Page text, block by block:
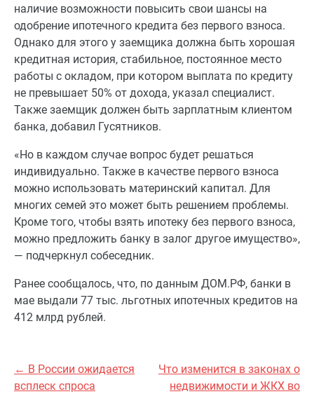
наличие возможности повысить свои шансы на
одобрение ипотечного кредита без первого взноса.
Однако для этого у заемщика должна быть хорошая
кредитная история, стабильное, постоянное место
работы с окладом, при котором выплата по кредиту
не превышает 50% от дохода, указал специалист.
Также заемщик должен быть зарплатным клиентом
банка, добавил Гусятников.
«Но в каждом случае вопрос будет решаться
индивидуально. Также в качестве первого взноса
можно использовать материнский капитал. Для
многих семей это может быть решением проблемы.
Кроме того, чтобы взять ипотеку без первого взноса,
можно предложить банку в залог другое имущество»,
— подчеркнул собеседник.
Ранее сообщалось, что, по данным ДОМ.РФ, банки в
мае выдали 77 тыс. льготных ипотечных кредитов на
412 млрд рублей.
← В России ожидается
всплеск спроса
Что изменится в законах о
недвижимости и ЖКХ во